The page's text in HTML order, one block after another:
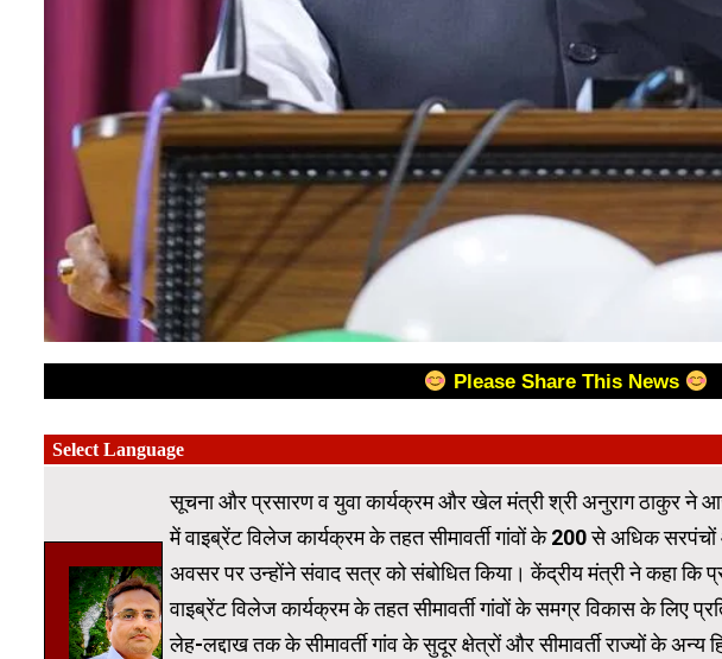
Please Share This News
सूचना और प्रसारण व युवा कार्यक्रम और खेल मंत्री श्री अनुराग ठाकुर ने
में वाइब्रेंट विलेज कार्यक्रम के तहत सीमावर्ती गांवों के 200 से अधिक
अवसर पर उन्होंने संवाद सत्र को संबोधित किया। केंद्रीय मंत्री ने कहा कि
वाइब्रेंट विलेज कार्यक्रम के तहत सीमावर्ती गांवों के समग्र विकास के लिए
लेह-लद्दाख तक के सीमावर्ती गांव के सुदूर क्षेत्रों और सीमावर्ती राज्यों के